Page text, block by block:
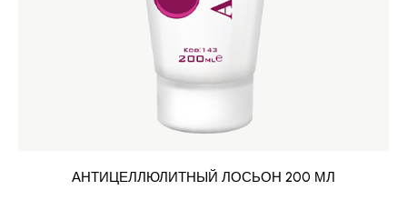
АНТИЦЕЛЛЮЛИТНЫЙ ЛОСЬОН 200 МЛ